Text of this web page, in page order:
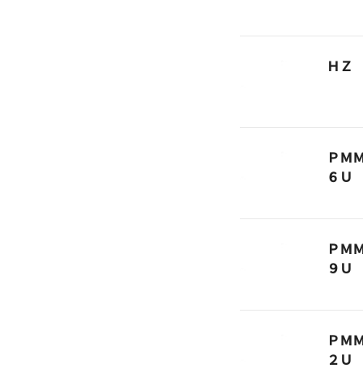
ＨＺ
ＰＭ
６Ｕ
ＰＭ
９Ｕ
ＰＭ
２Ｕ